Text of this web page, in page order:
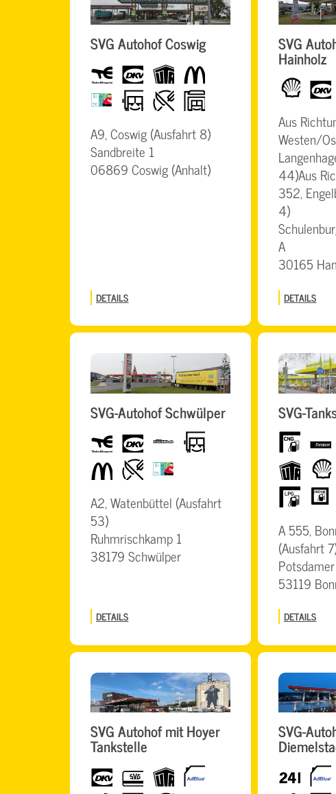
SVG Autohof Coswig
Total dkv UTA McDonalds
BrummiCardLKW-
freundlich
Restaurant BigWash
A9, Coswig (Ausfahrt 8)
Sandbreite 1
06869 Coswig (Anhalt)
DETAILS
SVG
Hainholz
Shell dkv
Aus
Westen/
44)Aus
352,
4)
A
30165
DETAILS
SVG-Autohof Schwülper
Total dkv
LKW-
freundlich
McDonalds
Restaurant BrummiCard
A2, Watenbüttel (Ausfahrt
53)
Ruhmrischkamp 1
38179 Schwülper
DETAILS
SVG-
CNG
UTA Shell
LPG HVO100
A 555,
(Ausfahrt
53119
DETAILS
SVG Autohof mit Hoyer
Tankstelle
dkv
SVG
Karte
UTA AdBlue
SVG-
AdBlue